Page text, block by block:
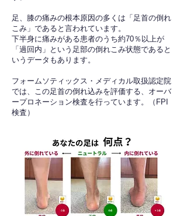
足、膝の痛みの根本原因の多くは「足首の倒れ
こみ」であると言われています。
下半身に痛みがある患者のうち約70％以上が
「過回内」という足部の倒れこみ状態であると
いうデータもあります。
フォームソティックス・メディカル取扱認定院
では、この足首の倒れ込みを評価する、オーバ
ープロネーション検査を行っています。（FPI
検査）​